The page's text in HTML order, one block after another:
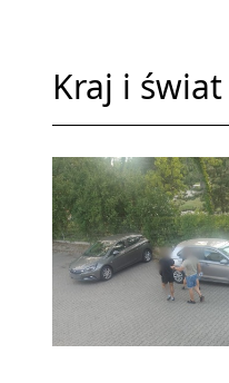
Kraj i świat